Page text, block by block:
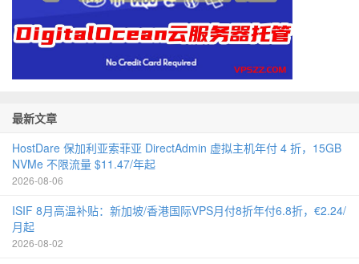
最新文章
HostDare 保加利亚索菲亚 DirectAdmin 虚拟主机年付 4 折，15GB
NVMe 不限流量 $11.47/年起
2026-08-06
ISIF 8月高温补贴：新加坡/香港国际VPS月付8折年付6.8折，€2.24/
月起
2026-08-02